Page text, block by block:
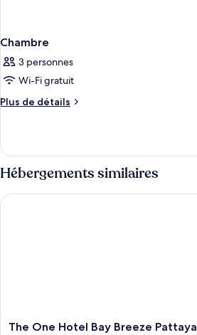
Chambre
3 personnes
Wi-Fi gratuit
Plus de détails
Plus
Chambre
Hébergements similaires
The
The One Hotel Bay Breeze Pattaya
The One Hotel Bay Breeze Pattaya